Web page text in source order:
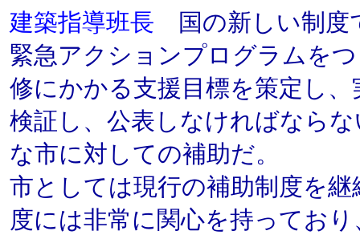
建築指導班長 国の新しい制度
緊急アクションプログラムを
修にかかる支援目標を策定し
検証し、公表しなければなら
な市に対しての補助だ。
市としては現行の補助制度を
度には非常に関心を持ってお